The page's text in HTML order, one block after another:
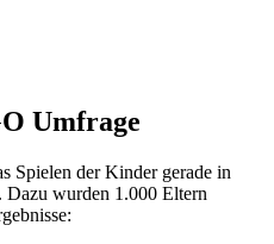
Umfrage
Spielen der Kinder gerade in
Dazu wurden 1.000 Eltern